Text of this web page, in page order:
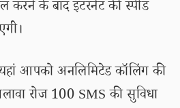
करने के बाद इंटरनेट की स्पीड
आपको अनलिमिटेड कॉलिंग की
रोज 100 SMS की सुविधा